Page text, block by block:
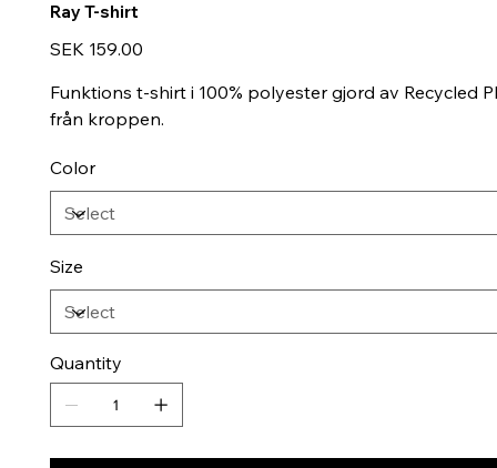
Ray T-shirt
Price
SEK 159.00
Funktions t-shirt i 100% polyester gjord av
från kroppen.
Color
Size
Quantity